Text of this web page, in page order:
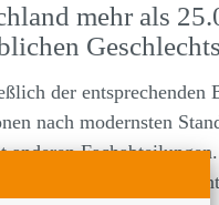
mehr als
der entsprechenden
nach modernsten
den betroffenen